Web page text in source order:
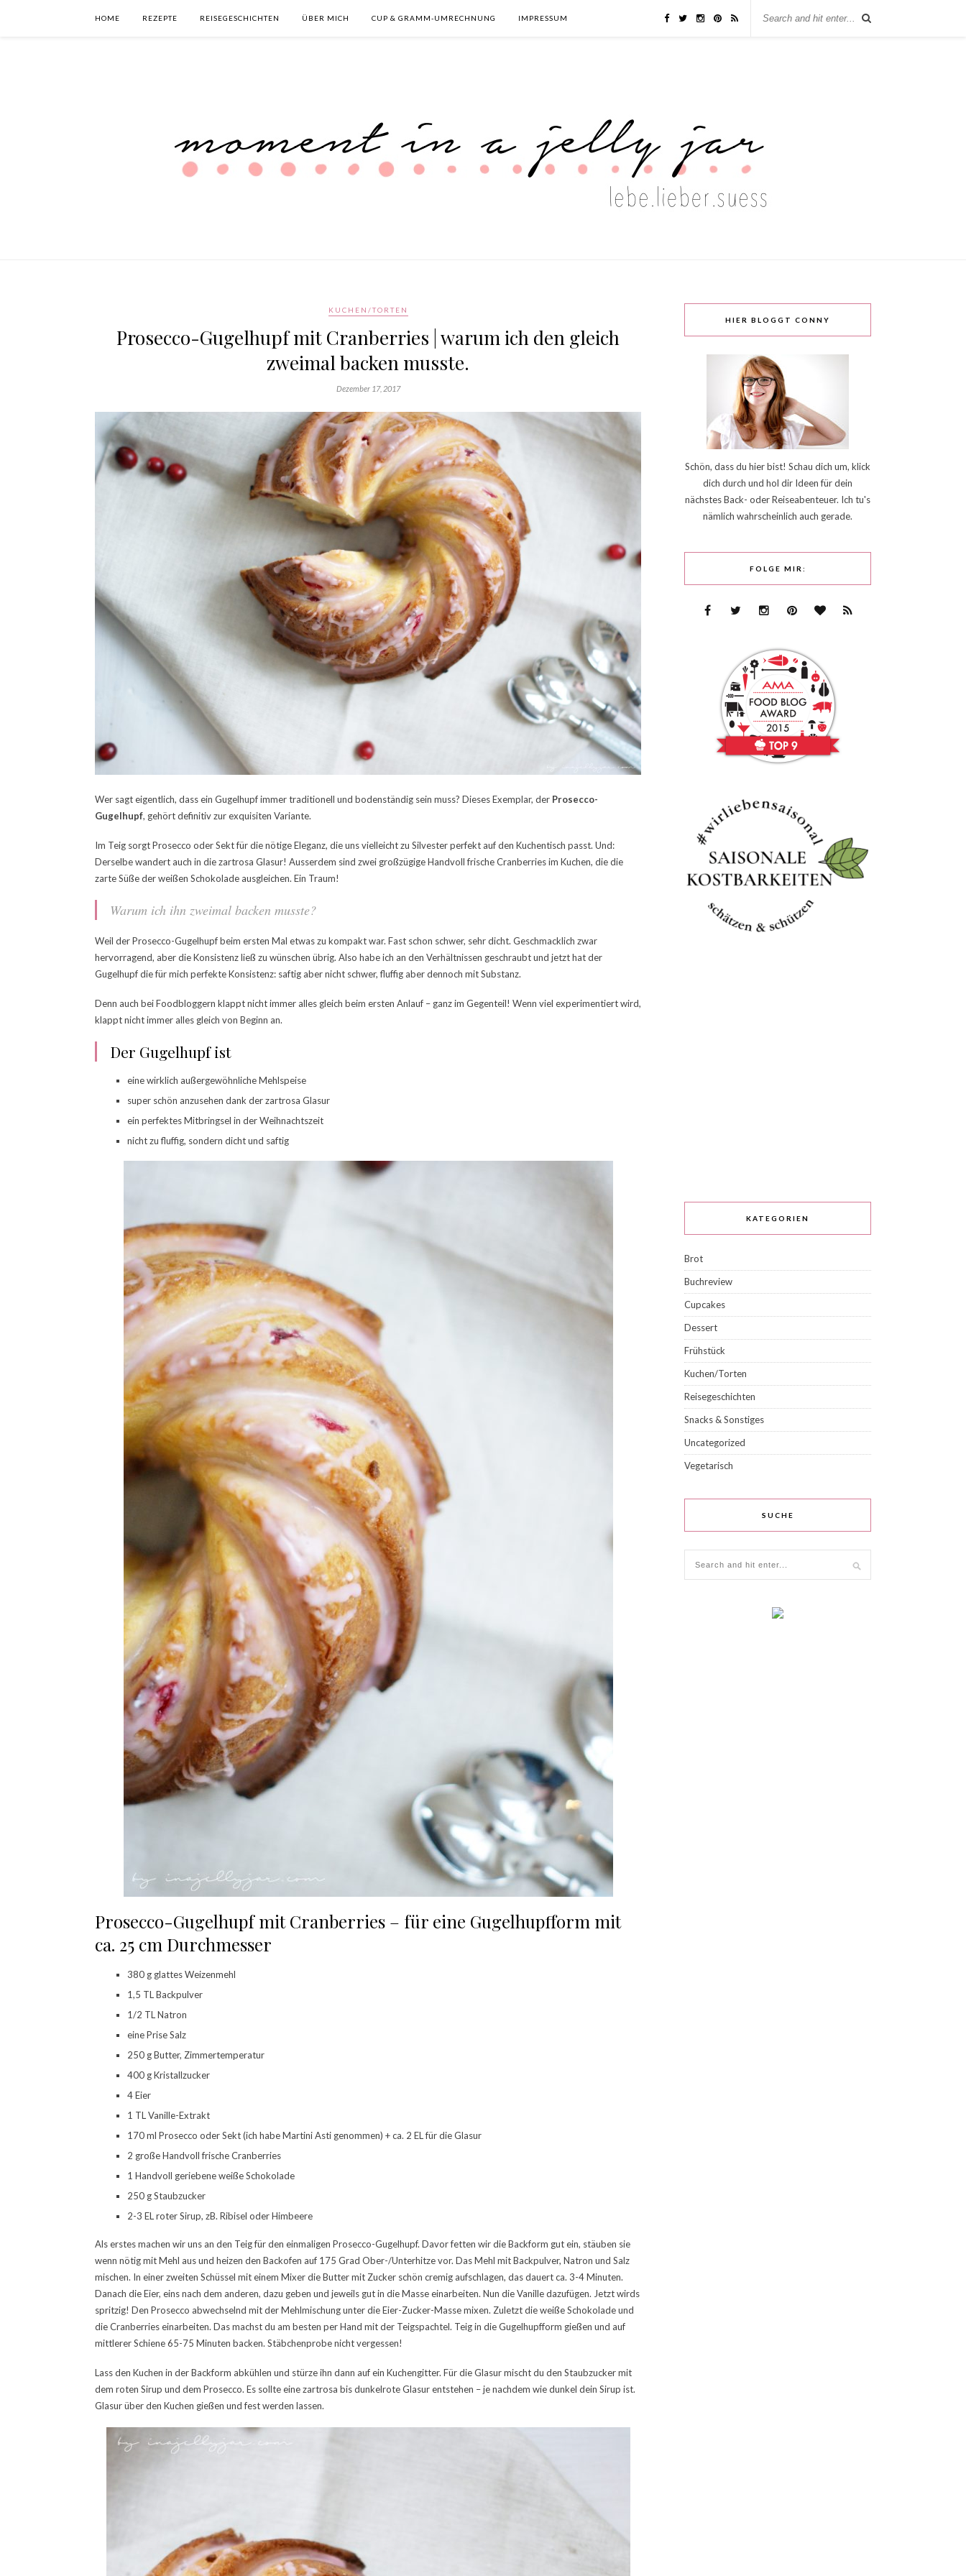
HOME REZEPTE REISEGESCHICHTEN ÜBER MICH CUP & GRAMM-UMRECHNUNG IMPRESSUM
KUCHEN/TORTEN
Prosecco-Gugelhupf mit Cranberries | warum ich den gleich
zweimal backen musste.
Dezember 17, 2017
Wer sagt eigentlich, dass ein Gugelhupf immer traditionell und bodenständig sein muss? Dieses Exemplar, der Prosecco-
Gugelhupf, gehört definitiv zur exquisiten Variante.
Im Teig sorgt Prosecco oder Sekt für die nötige Eleganz, die uns vielleicht zu Silvester perfekt auf den Kuchentisch passt. Und:
Derselbe wandert auch in die zartrosa Glasur! Ausserdem sind zwei großzügige Handvoll frische Cranberries im Kuchen, die die
zarte Süße der weißen Schokolade ausgleichen. Ein Traum!
Warum ich ihn zweimal backen musste?
Weil der Prosecco-Gugelhupf beim ersten Mal etwas zu kompakt war. Fast schon schwer, sehr dicht. Geschmacklich zwar
hervorragend, aber die Konsistenz ließ zu wünschen übrig. Also habe ich an den Verhältnissen geschraubt und jetzt hat der
Gugelhupf die für mich perfekte Konsistenz: saftig aber nicht schwer, fluffig aber dennoch mit Substanz.
Denn auch bei Foodbloggern klappt nicht immer alles gleich beim ersten Anlauf – ganz im Gegenteil! Wenn viel experimentiert wird,
klappt nicht immer alles gleich von Beginn an.
Der Gugelhupf ist
eine wirklich außergewöhnliche Mehlspeise
super schön anzusehen dank der zartrosa Glasur
ein perfektes Mitbringsel in der Weihnachtszeit
nicht zu fluffig, sondern dicht und saftig
Prosecco-Gugelhupf mit Cranberries – für eine Gugelhupfform mit
ca. 25 cm Durchmesser
380 g glattes Weizenmehl
1,5 TL Backpulver
1/2 TL Natron
eine Prise Salz
250 g Butter, Zimmertemperatur
400 g Kristallzucker
4 Eier
1 TL Vanille-Extrakt
170 ml Prosecco oder Sekt (ich habe Martini Asti genommen) + ca. 2 EL für die Glasur
2 große Handvoll frische Cranberries
1 Handvoll geriebene weiße Schokolade
250 g Staubzucker
2-3 EL roter Sirup, zB. Ribisel oder Himbeere
Als erstes machen wir uns an den Teig für den einmaligen Prosecco-Gugelhupf. Davor fetten wir die Backform gut ein, stäuben sie
wenn nötig mit Mehl aus und heizen den Backofen auf 175 Grad Ober-/Unterhitze vor. Das Mehl mit Backpulver, Natron und Salz
mischen. In einer zweiten Schüssel mit einem Mixer die Butter mit Zucker schön cremig aufschlagen, das dauert ca. 3-4 Minuten.
Danach die Eier, eins nach dem anderen, dazu geben und jeweils gut in die Masse einarbeiten. Nun die Vanille dazufügen. Jetzt wirds
spritzig! Den Prosecco abwechselnd mit der Mehlmischung unter die Eier-Zucker-Masse mixen. Zuletzt die weiße Schokolade und
die Cranberries einarbeiten. Das machst du am besten per Hand mit der Teigspachtel. Teig in die Gugelhupfform gießen und auf
mittlerer Schiene 65-75 Minuten backen. Stäbchenprobe nicht vergessen!
Lass den Kuchen in der Backform abkühlen und stürze ihn dann auf ein Kuchengitter. Für die Glasur mischt du den Staubzucker mit
dem roten Sirup und dem Prosecco. Es sollte eine zartrosa bis dunkelrote Glasur entstehen – je nachdem wie dunkel dein Sirup ist.
Glasur über den Kuchen gießen und fest werden lassen.
HIER BLOGGT CONNY
Schön, dass du hier bist! Schau dich um, klick
dich durch und hol dir Ideen für dein
nächstes Back- oder Reiseabenteuer. Ich tu's
nämlich wahrscheinlich auch gerade.
FOLGE MIR:
KATEGORIEN
Brot
Buchreview
Cupcakes
Dessert
Frühstück
Kuchen/Torten
Reisegeschichten
Snacks & Sonstiges
Uncategorized
Vegetarisch
SUCHE